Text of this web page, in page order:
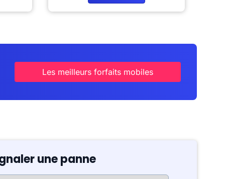
Les meilleurs forfaits mobiles
une panne